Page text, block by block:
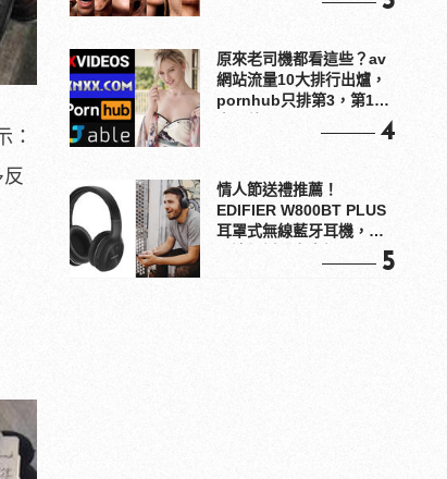
：
原來老司機都看這些？av
網站流量10大排行出爐，
pornhub只排第3，第1名
4
情人節送禮推薦！
EDIFIER W800BT PLUS
耳罩式無線藍牙耳機，在
5